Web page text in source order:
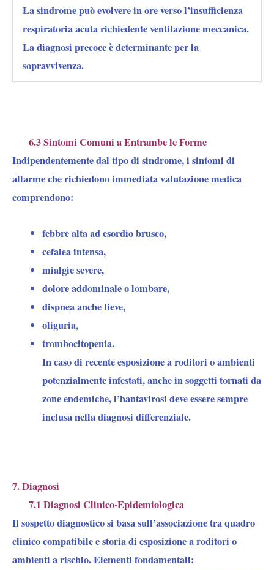
La sindrome può evolvere in ore verso l’insufficienza
respiratoria acuta richiedente ventilazione meccanica.
La diagnosi precoce è determinante per la
sopravvivenza.
6.3 Sintomi Comuni a Entrambe le Forme
Indipendentemente dal tipo di sindrome, i sintomi di
allarme che richiedono immediata valutazione medica
comprendono:
febbre alta ad esordio brusco,
cefalea intensa,
mialgie severe,
dolore addominale o lombare,
dispnea anche lieve,
oliguria,
trombocitopenia.
In caso di recente esposizione a roditori o ambienti
potenzialmente infestati, anche in soggetti tornati da
zone endemiche, l’hantavirosi deve essere sempre
inclusa nella diagnosi differenziale.
7. Diagnosi
7.1 Diagnosi Clinico-Epidemiologica
Il sospetto diagnostico si basa sull’associazione tra quadro
clinico compatibile e storia di esposizione a roditori o
ambienti a rischio. Elementi fondamentali: